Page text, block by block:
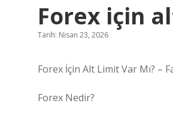
Forex için
Tarih: Nisan 23, 2026
Forex İçin Alt Limit Var Mı? –
Forex Nedir?